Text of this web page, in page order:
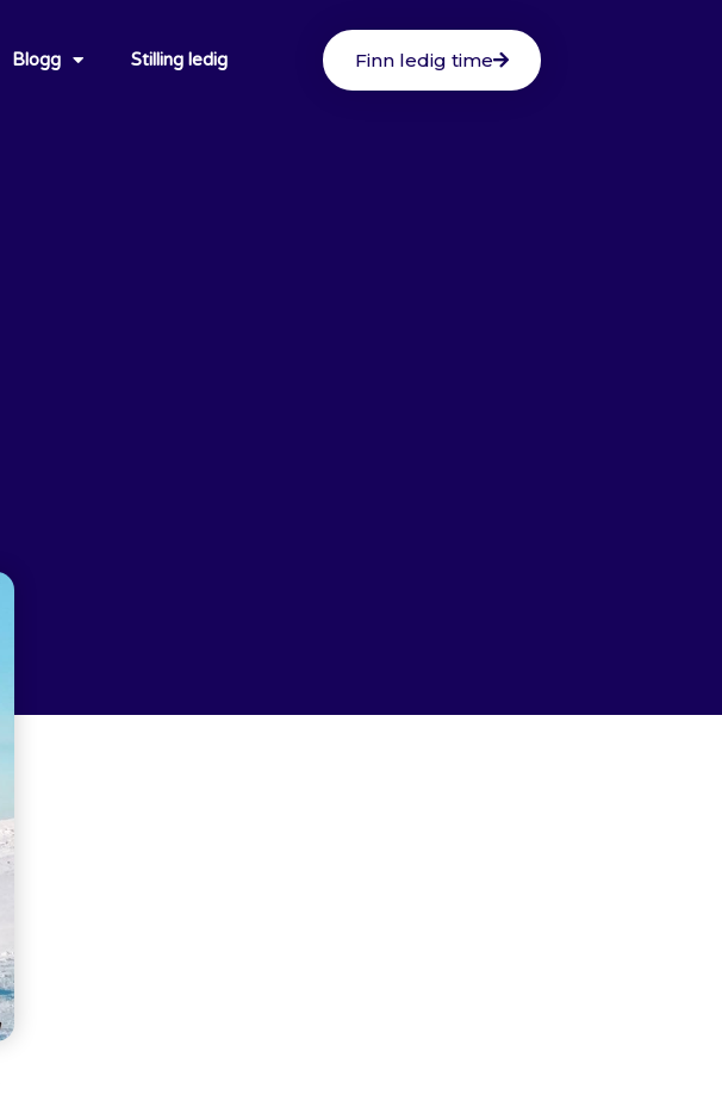
Blogg Stilling ledig Finn ledig time